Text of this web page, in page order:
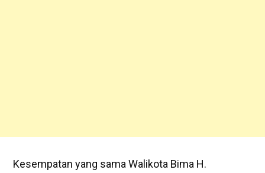
Kesempatan yang sama Walikota Bima H.